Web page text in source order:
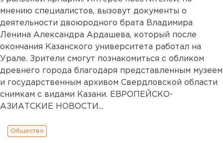
мнению специалистов, вызовут документы о
деятельности двоюродного брата Владимира
Ленина Александра Ардашева, который после
окончания Казанского университета работал на
Урале. Зрители смогут познакомиться с обликом
древнего города благодаря представленным музеем
и государственным архивом Свердловской области
снимкам с видами Казани. ЕВРОПЕЙСКО-
АЗИАТСКИЕ НОВОСТИ...
Общество